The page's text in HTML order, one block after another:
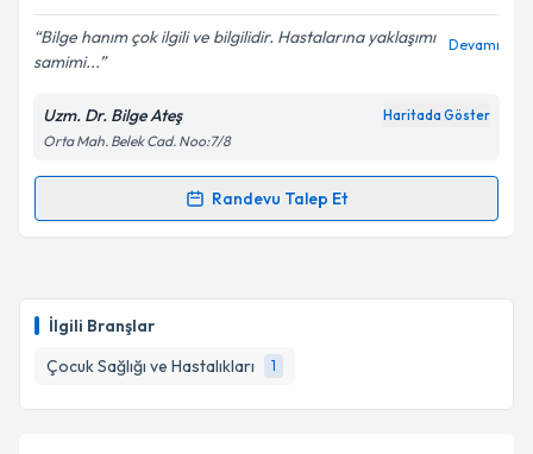
İlgili Branşlar
Çocuk Sağlığı ve Hastalıkları
1
Bilge hanım çok ilgili ve bilgilidir. Hastalarına yaklaşımı
samimi...
Devamı
Uzm. Dr. Bilge Ateş Haritada Göster
Orta Mah. Belek Cad. Noo:7/8
Randevu Talep Et
Randevu Takvimi Talebi
takvim hazırlandığında e-posta ile bilgilendireceğiz.